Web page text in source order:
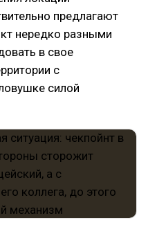
предлагают
нередко разными
в свое
с
силой